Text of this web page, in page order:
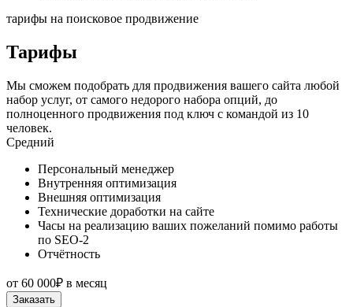
тарифы на поисковое продвижение
Тарифы
Мы сможем подобрать для продвижения вашего сайта любой
набор услуг, от самого недорого набора опций, до
полноценного продвижения под ключ с командой из 10
человек.
Средний
Персональный менеджер
Внутренняя оптимизация
Внешняя оптимизация
Технические доработки на сайте
Часы на реализацию ваших пожеланий помимо работы
по SEO-2
Отчётность
от 60 000₽ в месяц
Заказать